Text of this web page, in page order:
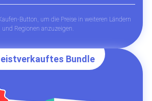
Button, um die Preise in weiteren Ländern
und Regionen anzuzeigen.
Bundle